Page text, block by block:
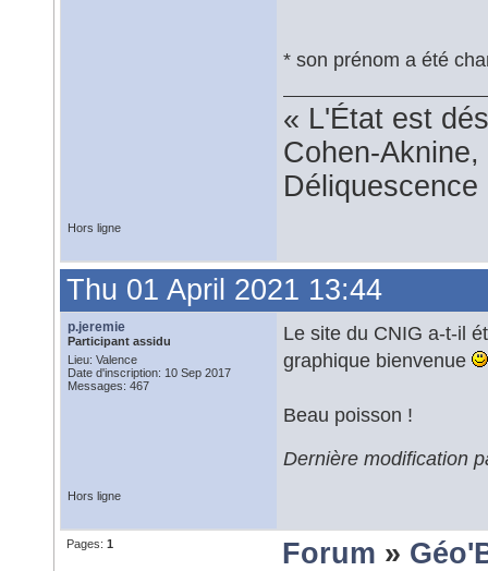
* son prénom a été
« L'État est
Cohen-
Hors ligne
Thu 01 April 2021 13:44
p.jeremie
Participant assidu
Lieu: Valence
Date d'inscription: 10 Sep 2017
Messages: 467
Le site du CNIG a-t-il
graphique bienvenue
Beau poisson !
Dernière modification
Hors ligne
Pages: 1 Forum »